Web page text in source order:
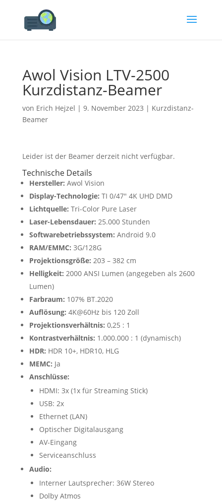
Awol Vision LTV-2500
Kurzdistanz-Beamer
von Erich Hejzel | 9. November 2023 | Kurzdistanz-
Beamer
Leider ist der Beamer derzeit nicht verfügbar.
Technische Details
Hersteller: Awol Vision
Display-Technologie: TI 0/47″ 4K UHD DMD
Lichtquelle: Tri-Color Pure Laser
Laser-Lebensdauer: 25.000 Stunden
Softwarebetriebssystem: Android 9.0
RAM/EMMC: 3G/128G
Projektionsgröße: 203 – 382 cm
Helligkeit: 2000 ANSI Lumen (angegeben als 2600
Lumen)
Farbraum: 107% BT.2020
Auflösung: 4K@60Hz bis 120 Zoll
Projektionsverhältnis: 0,25 : 1
Kontrastverhältnis: 1.000.000 : 1 (dynamisch)
HDR: HDR 10+, HDR10, HLG
MEMC: Ja
Anschlüsse:
HDMI: 3x (1x für Streaming Stick)
USB: 2x
Ethernet (LAN)
Optischer Digitalausgang
AV-Eingang
Serviceanschluss
Audio:
Interner Lautsprecher: 36W Stereo
Dolby Atmos